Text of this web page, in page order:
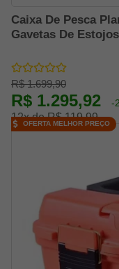
Caixa De Pesca
Gavetas De Estojos
R$ 1.699,90
R$ 1.295,92 -
12x de R$ 119,99
OFERTA MELHOR PREÇO